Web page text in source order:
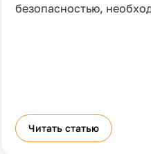
безопасностью,
Читать статью